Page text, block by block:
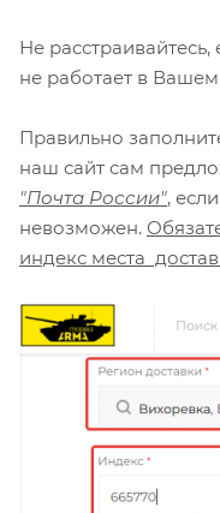
Не
не работает в
Правильно
наш сайт сам
"Почта России",
невозможен.
индекс места